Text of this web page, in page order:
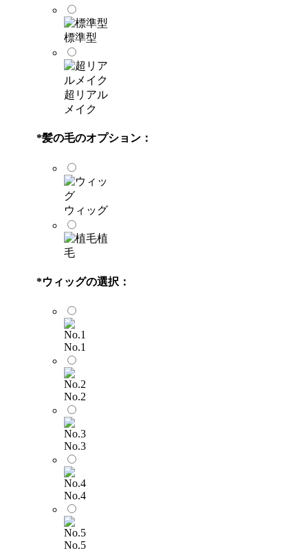
標準型
超リアル
メイク
*髪の毛のオプション：
ウィッグ
植
毛
*ウィッグの選択：
No.1
No.2
No.3
No.4
No.5